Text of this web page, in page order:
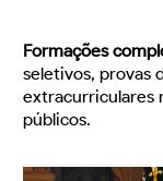
Formações
seletivos, provas
extracurriculares
públicos.